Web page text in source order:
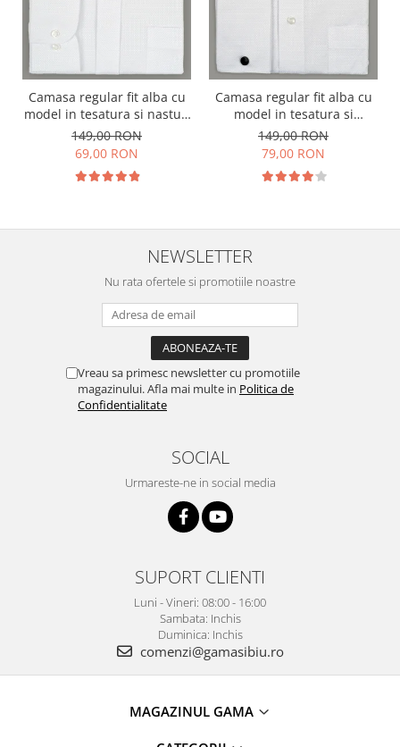
Camasa regular fit alba cu
model in tesatura si nasturi
ascunsi
149,00 RON
69,00 RON
Camasa regular fit alba cu
model in tesatura si
manseta dubla
149,00 RON
79,00 RON
NEWSLETTER
Nu rata ofertele si promotiile noastre
Vreau sa primesc newsletter cu promotiile
magazinului. Afla mai multe in Politica de
Confidentialitate
SOCIAL
Urmareste-ne in social media
SUPORT CLIENTI
Luni - Vineri: 08:00 - 16:00
Sambata: Inchis
Duminica: Inchis
comenzi@gamasibiu.ro
MAGAZINUL GAMA